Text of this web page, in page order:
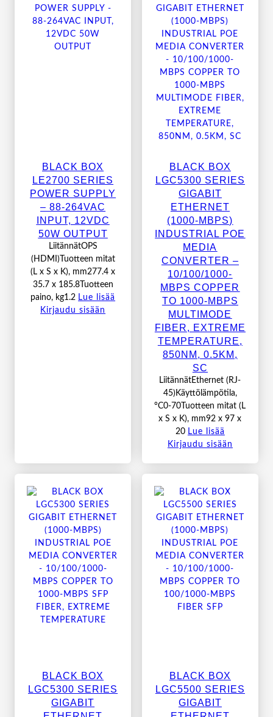
BLACK BOX
LE2700 SERIES
POWER SUPPLY
– 88-264VAC
INPUT, 12VDC
50W OUTPUT
LiitännätOPS
(HDMI)Tuotteen mitat
(L x S x K), mm277.4 x
35.7 x 185.8Tuotteen
paino, kg1.2 Lue lisää
Kirjaudu sisään
BLACK BOX
LGC5300 SERIES
GIGABIT
ETHERNET
(1000-MBPS)
INDUSTRIAL POE
MEDIA
CONVERTER –
10/100/1000-
MBPS COPPER
TO 1000-MBPS
MULTIMODE
FIBER, EXTREME
TEMPERATURE,
850NM, 0.5KM,
SC
LiitännätEthernet (RJ-
45)Käyttölämpötila,
°C0-70Tuotteen mitat (L
x S x K), mm92 x 97 x
20 Lue lisää
Kirjaudu sisään
BLACK BOX
LGC5300 SERIES
GIGABIT
BLACK BOX
LGC5500 SERIES
GIGABIT